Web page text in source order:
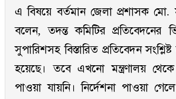
এ বিষয়ে বর্তমান জেলা প্রশাসক
বলেন, তদন্ত কমিটির প্রতিবেদনের
সুপারিশসহ বিস্তারিত প্রতিবেদন
হয়েছে। তবে এখনো মন্ত্রণালয়
পাওয়া যায়নি। নির্দেশনা পাওয়া